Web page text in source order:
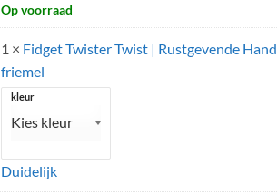
Op voorraad
1 × Fidget Twister Twist | Rustgevende Hand
friemel
kleur
Duidelijk